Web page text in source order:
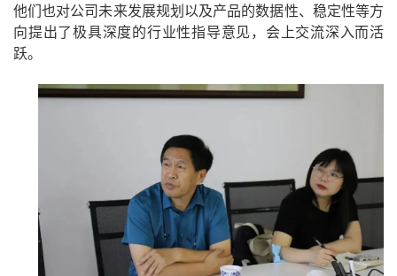
他们也对公司未来发展规划以及产品的数据性、稳定性等方
向提出了极具深度的行业性指导意见，会上交流深入而活
跃。